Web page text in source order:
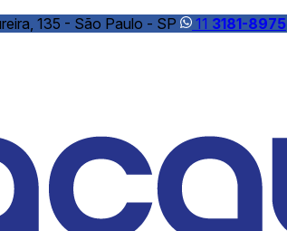
135 - São Paulo - SP 11 3181-8975
de cloro